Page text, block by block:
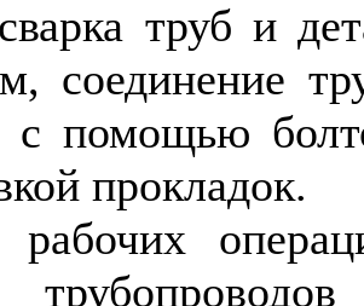
труб и
соединение
с помощью
прокладок.
рабочих